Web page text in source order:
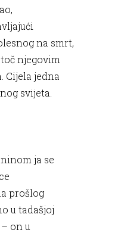
na smrt,
njegovim
Cijela jedna
svijeta.
ja se
prošlog
u tadašjoj
on u